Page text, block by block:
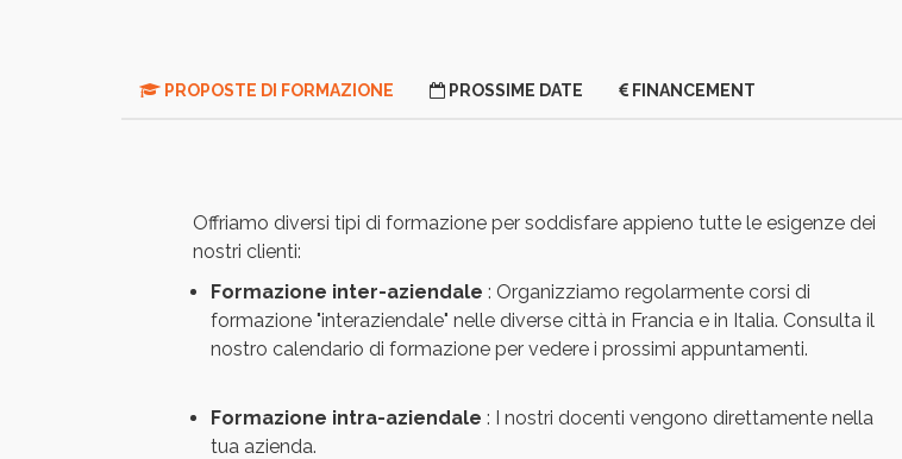
PROPOSTE DI FORMAZIONE PROSSIME DATE FINANCEMENT
Offriamo diversi tipi di formazione per soddisfare appieno tutte le esigenze dei
nostri clienti:
Formazione inter-aziendale : Organizziamo regolarmente corsi di
formazione "interaziendale" nelle diverse città in Francia e in Italia. Consulta il
nostro calendario di formazione per vedere i prossimi appuntamenti.
Formazione intra-aziendale : I nostri docenti vengono direttamente nella
tua azienda.